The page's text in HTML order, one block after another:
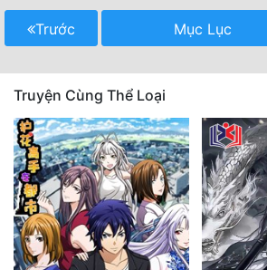
Quân Sự
Sắc
Sủng
Thanh Xuân
Tiên Hiệp
Tiểu Thuyết
Trước Mục Lục
Truyện Cùng Thể Loại